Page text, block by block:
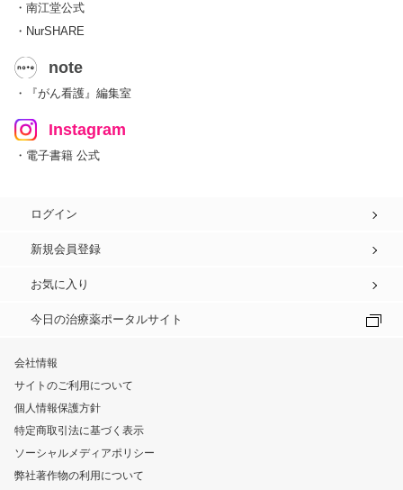
・南江堂公式
・NurSHARE
note
・『がん看護』編集室
Instagram
・電子書籍 公式
ログイン
新規会員登録
お気に入り
今日の治療薬ポータルサイト
会社情報
サイトのご利用について
個人情報保護方針
特定商取引法に基づく表示
ソーシャルメディアポリシー
弊社著作物の利用について